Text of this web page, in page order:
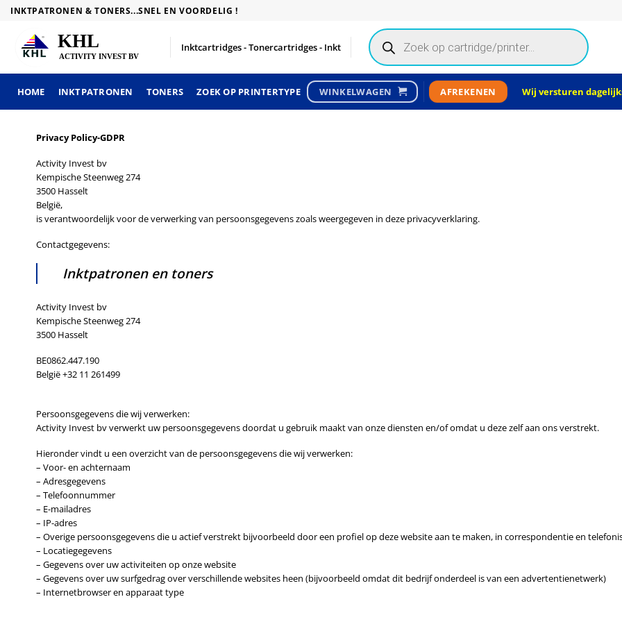
Skip
content
INKTPATRONEN & TONERS...SNEL EN VOORDELIG !
Inktcartridges - Tonercartridges - Inkt
Products
search
HOME INKTPATRONEN TONERS ZOEK OP PRINTERTYPE WINKELWAGEN AFREKENEN Wij versturen
Privacy Policy-GDPR
Activity Invest bv
Kempische Steenweg 274
3500 Hasselt
België,
is verantwoordelijk voor de verwerking van persoonsgegevens zoals weergegeven in deze privacyverklaring.
Contactgegevens:
Inktpatronen en toners
Activity Invest bv
Kempische Steenweg 274
3500 Hasselt
BE0862.447.190
België +32 11 261499
Persoonsgegevens die wij verwerken:
Activity Invest bv verwerkt uw persoonsgegevens doordat u gebruik maakt van onze diensten en/of omdat u deze zelf aan ons verstrekt.
Hieronder vindt u een overzicht van de persoonsgegevens die wij verwerken:
– Voor- en achternaam
– Adresgegevens
– Telefoonnummer
– E-mailadres
– IP-adres
– Overige persoonsgegevens die u actief verstrekt bijvoorbeeld door een profiel op deze website aan te maken, in correspondentie en
– Locatiegegevens
– Gegevens over uw activiteiten op onze website
– Gegevens over uw surfgedrag over verschillende websites heen (bijvoorbeeld omdat dit bedrijf onderdeel is van een advertentienetwerk)
– Internetbrowser en apparaat type